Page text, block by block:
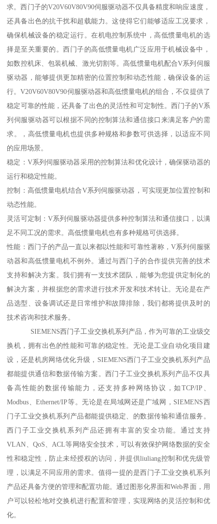
求。西门子的V20V60V80V90伺服驱动器不仅具备精度和响应速度，
还具备出色的抗干扰和超载能力。这使得它们能够适应工况要求，
确保机械设备的稳定运行。在机电控制系统中，高低惯量电机的选
择是至关重要的。西门子的高低惯量电机广泛应用于机械设备中，
如数控机床、包装机械、激光切割等。高低惯量电机配合V系列伺服
驱动器，能够提供更加精密的位置控制和动态性能，确保设备的运
行。V20V60V80V90伺服驱动器和高低惯量电机的组合，不仅提供了
稳定可靠的性能，还具备了出色的灵活性和可定制性。西门子的V系
列伺服驱动器可以根据不同的控制算法和通信接口来满足客户的需
求。，高低惯量电机也提供多种规格和参数可供选择，以适应不同
的应用场景。
稳定：V系列伺服驱动器采用的控制算法和优化设计，确保驱动器的
运行和稳定性能。
控制：高低惯量电机结合V系列伺服驱动器，可实现更加位置控制和
动态性能。
灵活可定制：V系列伺服驱动器提供多种控制算法和通信接口，以满
足不同工况的需求。高低惯量电机也有多种规格可供选择。
性能：西门子的产品一直以来都以性能和可靠性著称，V系列伺服驱
动器和高低惯量电机不例外。通过与西门子的合作提供完善的技术
支持和解决方案。我们拥有一支技术团队，能够为您提供定制化的
解决方案，并根据您的需求进行技术开发和技术转让。无论是在产
品选型、设备调试还是日常维护和故障排除，我们都将提供及时的
技术咨询和技术服务。
SIEMENS西门子工业交换机系列产品，作为可靠的工业级交
换机，拥有出色的性能和可靠的稳定性。无论是工业自动化项目建
设，还是机房网络优化升级，SIEMENS西门子工业交换机系列产品
都能提供通信和数据传输方案。西门子工业交换机系列产品不仅具
备高性能的数据传输能力，还支持多种网络协议，如TCP/IP、
Modbus、Ethernet/IP等。无论是在局域网还是广域网，SIEMENS西
门子工业交换机系列产品都能提供稳定、的数据传输和通信服务。
西门子工业交换机系列产品还拥有丰富的安全功能。通过支持
VLAN、QoS、ACL等网络安全技术，可以有效保护网络数据的安全
性和稳定性，防止未经授权的访问，并提供liuliang控制和优先级管
理，以满足不同应用的需求。值得一提的是西门子工业交换机系列
产品还具备方便的管理和配置功能。通过图形化界面和Web界面，用
户可以轻松地对交换机进行配置和管理，实现网络的灵活控制和优
化。